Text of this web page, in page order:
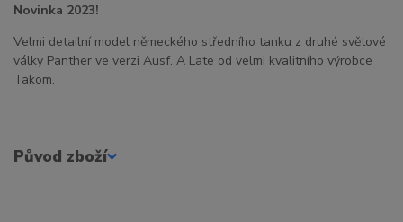
Novinka 2023!
Velmi detailní model německého středního tanku z druhé světové
války Panther ve verzi Ausf. A Late od velmi kvalitního výrobce
Takom.
Původ zboží